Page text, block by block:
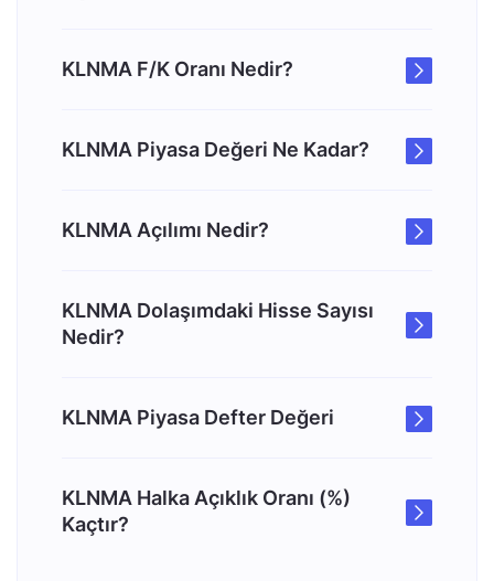
KLNMA F/K Oranı Nedir?
KLNMA Piyasa Değeri Ne Kadar?
KLNMA Açılımı Nedir?
KLNMA Dolaşımdaki Hisse Sayısı
Nedir?
KLNMA Piyasa Defter Değeri
KLNMA Halka Açıklık Oranı (%)
Kaçtır?